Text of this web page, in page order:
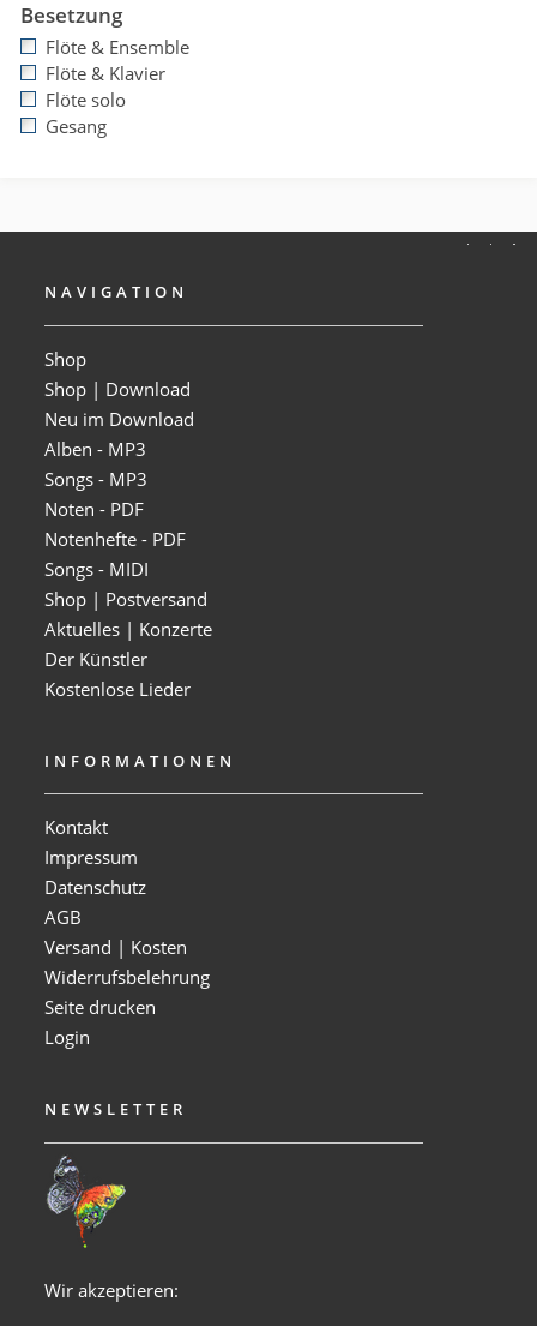
Besetzung
Flöte & Ensemble
Flöte & Klavier
Flöte solo
Gesang
NAVIGATION
Shop
Shop | Download
Neu im Download
Alben - MP3
Songs - MP3
Noten - PDF
Notenhefte - PDF
Songs - MIDI
Shop | Postversand
Aktuelles | Konzerte
Der Künstler
Kostenlose Lieder
INFORMATIONEN
Kontakt
Impressum
Datenschutz
AGB
Versand | Kosten
Widerrufsbelehrung
Seite drucken
Login
NEWSLETTER
Wir akzeptieren: